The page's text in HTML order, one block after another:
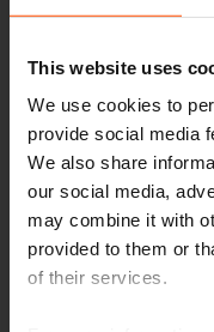
This website uses
We use cookies to
provide social media
We also share
our social media,
may combine it with
provided to them or
of their services.